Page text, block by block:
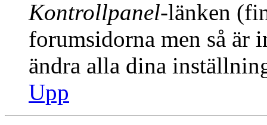
Kontrollpanel-länken
forumsidorna men så är
ändra alla dina
Upp